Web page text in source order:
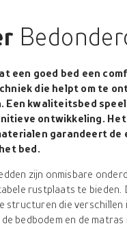
een goed bed een
die helpt om te
Een kwaliteitsbed
ontwikkeling.
garandeert
bed.
zijn onmisbare
rustplaats te bieden.
structuren die
bedbodem en de